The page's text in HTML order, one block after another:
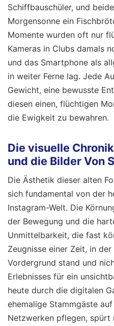
Schiffbauschüler, und
Morgensonne ein
Momente wurden oft nur
Kameras in Clubs damals
und das Smartphone als
in weiter Ferne lag. Jede
Gewicht, eine bewusste
diesen einen, flüchtigen
die Ewigkeit zu bewahren.
Die visuelle
und die Bilder Von
Die Ästhetik dieser alten
sich fundamental von der
Instagram-Welt. Die
der Bewegung und die
Unmittelbarkeit, die fast
Zeugnisse einer Zeit, in
Vordergrund stand und
Erlebnisses für ein
heute durch die digitalen
ehemalige Stammgäste
Netzwerken pflegen,